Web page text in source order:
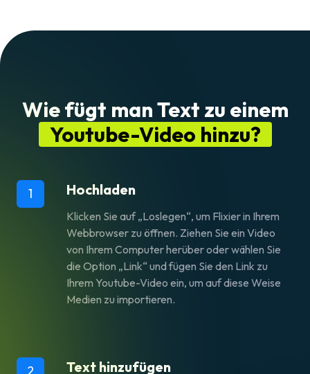
Wie fügt man Text zu einem
Youtube-Video hinzu?
1 Hochladen
Klicken Sie auf „Loslegen“, um Flixier in Ihrem
Webbrowser zu öffnen. Ziehen Sie ein Video
von Ihrem Computer herüber oder wählen Sie
die Option „Link“ und fügen Sie den Link zu
Ihrem Youtube-Video ein, um auf diese Weise
Medien zu importieren.
Text hinzufügen